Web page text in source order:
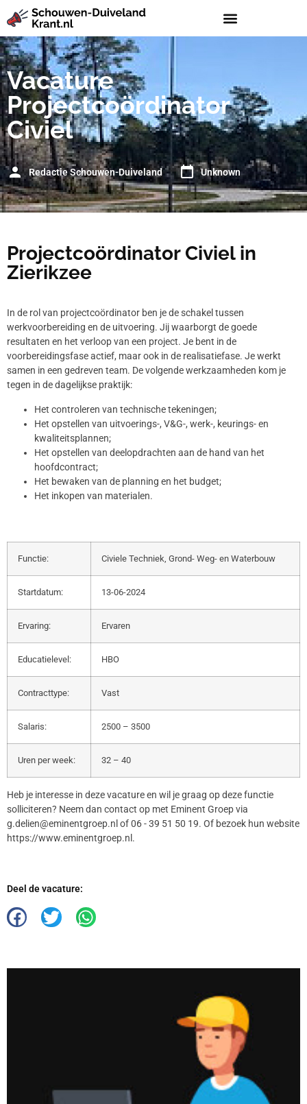
Vacature
Projectcoördinator
Civiel
Redactie Schouwen-Duiveland Unknown
Projectcoördinator Civiel in
Zierikzee
In de rol van projectcoördinator ben je de schakel tussen
werkvoorbereiding en de uitvoering. Jij waarborgt de goede
resultaten en het verloop van een project. Je bent in de
voorbereidingsfase actief, maar ook in de realisatiefase. Je werkt
samen in een gedreven team. De volgende werkzaamheden kom je
tegen in de dagelijkse praktijk:
Het controleren van technische tekeningen;
Het opstellen van uitvoerings-, V&G-, werk-, keurings- en
kwaliteitsplannen;
Het opstellen van deelopdrachten aan de hand van het
hoofdcontract;
Het bewaken van de planning en het budget;
Het inkopen van materialen.
Functie: Civiele Techniek, Grond- Weg- en Waterbouw
Startdatum: 13-06-2024
Ervaring: Ervaren
Educatielevel: HBO
Contracttype: Vast
Salaris: 2500 – 3500
Uren per week: 32 – 40
Heb je interesse in deze vacature en wil je graag op deze functie
solliciteren? Neem dan contact op met Eminent Groep via
g.delien@eminentgroep.nl of 06 - 39 51 50 19. Of bezoek hun website
https://www.eminentgroep.nl.
Deel de vacature: